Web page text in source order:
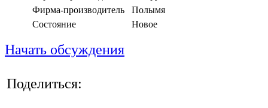
Фирма-производитель
Полымя
Состояние
Новое
Начать обсуждения
Поделиться: